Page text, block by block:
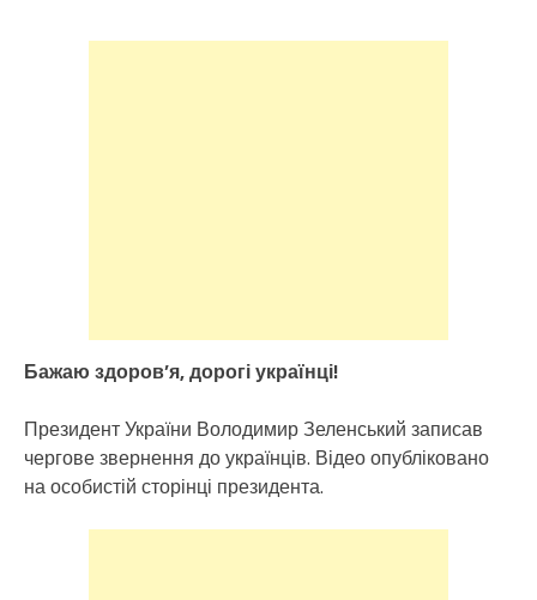
Бажаю здоров’я, дорогі українці!
Президент України Володимир Зеленський записав
чергове звернення до українців. Відео опубліковано
на особистій сторінці президента.